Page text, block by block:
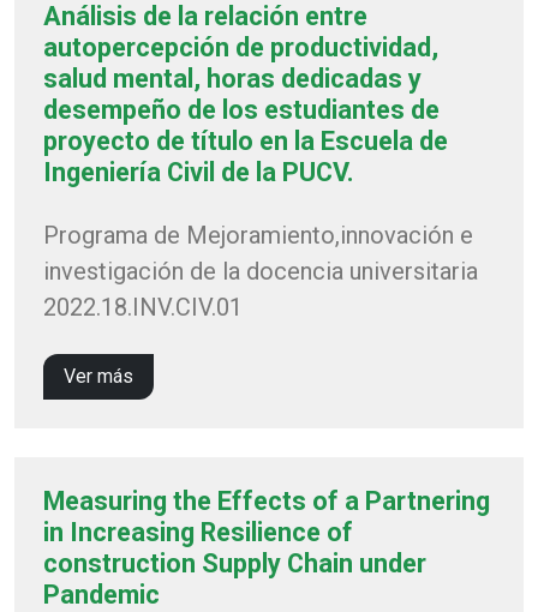
Análisis de la relación entre
autopercepción de productividad,
salud mental, horas dedicadas y
desempeño de los estudiantes de
proyecto de título en la Escuela de
Ingeniería Civil de la PUCV.
Programa de Mejoramiento,innovación e
investigación de la docencia universitaria
2022.18.INV.CIV.01
Ver más
Measuring the Effects of a Partnering
in Increasing Resilience of
construction Supply Chain under
Pandemic